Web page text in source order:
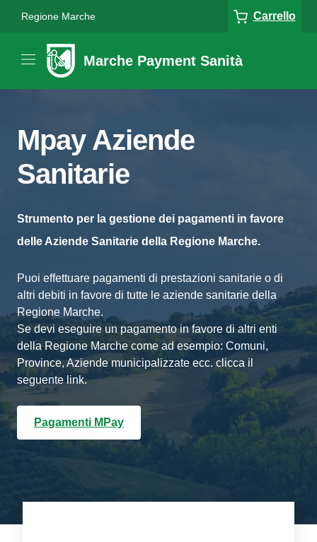
Regione Marche Carrello
Marche Payment Sanità
Mpay Aziende
Sanitarie
Strumento per la gestione dei pagamenti in favore
delle Aziende Sanitarie della Regione Marche.
Puoi effettuare pagamenti di prestazioni sanitarie o di
altri debiti in favore di tutte le aziende sanitarie della
Regione Marche.
Se devi eseguire un pagamento in favore di altri enti
della Regione Marche come ad esempio: Comuni,
Province, Aziende municipalizzate ecc. clicca il
seguente link.
Pagamenti MPay